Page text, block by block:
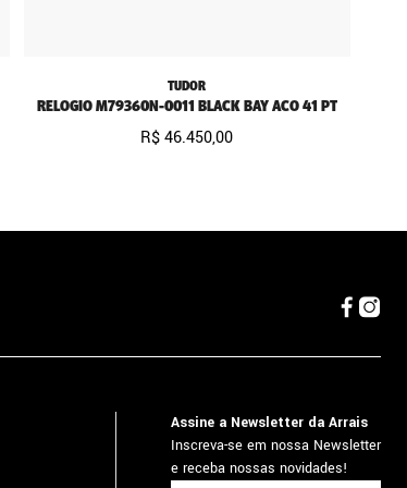
TUDOR
RELOGIO M79360N-0011 BLACK BAY ACO 41 PT
R$ 46.450,00
Assine a Newsletter da Arrais
Inscreva-se em nossa Newsletter
e receba nossas novidades!